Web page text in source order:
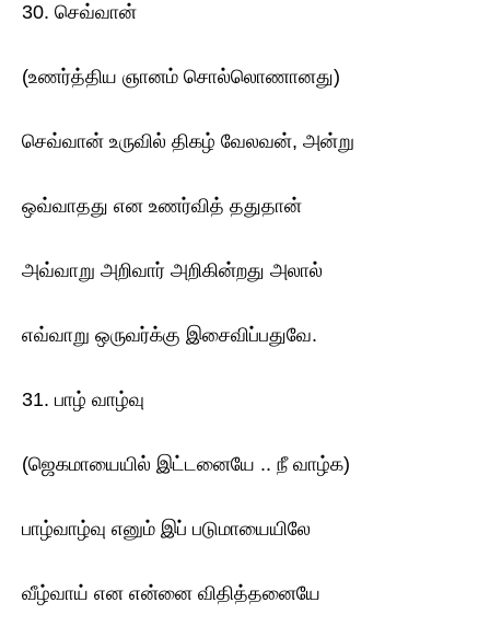
30. செவ்வான்
(உணர்த்திய ஞானம் சொல்லொணானது)
செவ்வான் உருவில் திகழ் வேலவன், அன்று
ஒவ்வாதது என உணர்வித் ததுதான்
அவ்வாறு அறிவார் அறிகின்றது அலால்
எவ்வாறு ஒருவர்க்கு இசைவிப்பதுவே.
31. பாழ் வாழ்வு
(ஜெகமாயையில் இட்டனையே .. நீ வாழ்க)
பாழ்வாழ்வு எனும் இப் படுமாயையிலே
வீழ்வாய் என என்னை விதித்தனையே